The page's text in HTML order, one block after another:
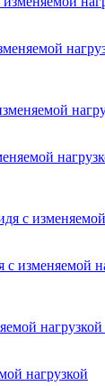
с изменяемой
нагрузкой